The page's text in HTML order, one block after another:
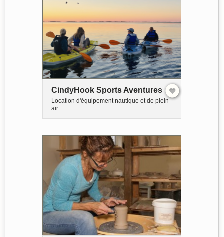
CindyHook Sports Aventures
Location d'équipement nautique et de plein
air